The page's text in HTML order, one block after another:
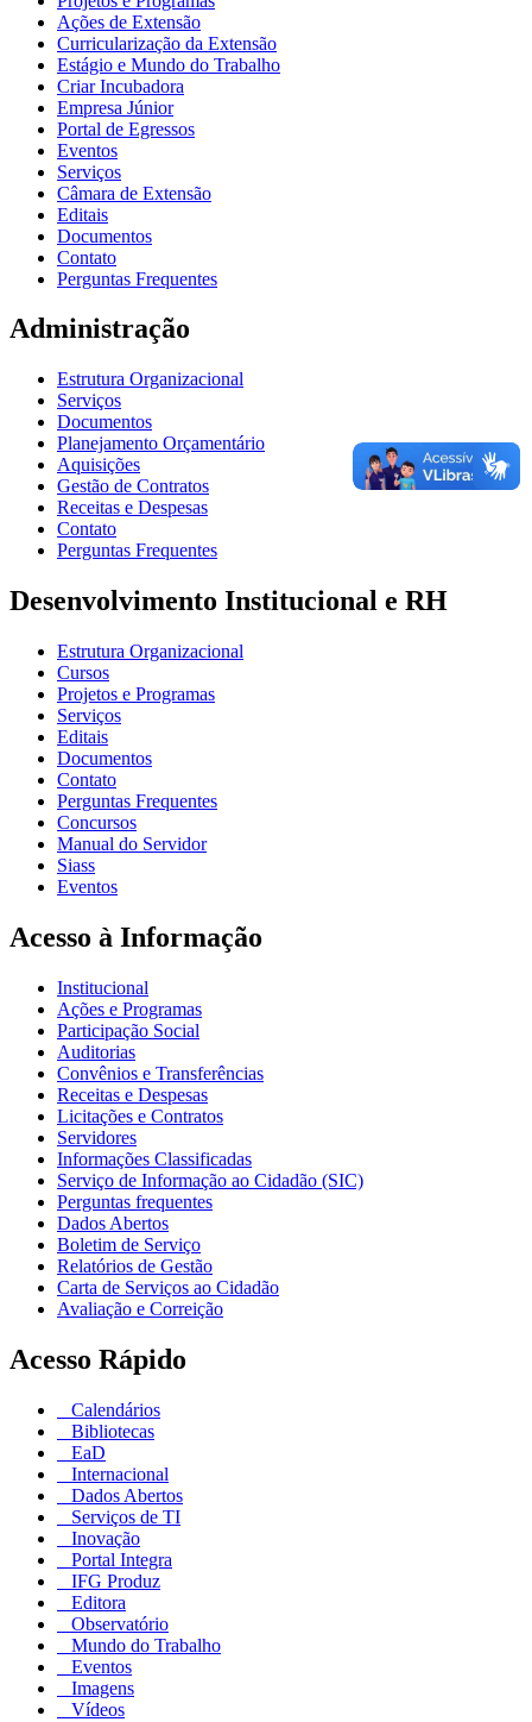
Ações de Extensão
Curricularização da Extensão
Estágio e Mundo do Trabalho
Criar Incubadora
Empresa Júnior
Portal de Egressos
Eventos
Serviços
Câmara de Extensão
Editais
Documentos
Contato
Perguntas Frequentes
Administração
Estrutura Organizacional
Serviços
Documentos
Planejamento Orçamentário
Aquisições
Gestão de Contratos
Receitas e Despesas
Contato
Perguntas Frequentes
Desenvolvimento Institucional e RH
Estrutura Organizacional
Cursos
Projetos e Programas
Serviços
Editais
Documentos
Contato
Perguntas Frequentes
Concursos
Manual do Servidor
Siass
Eventos
Acesso à Informação
Institucional
Ações e Programas
Participação Social
Auditorias
Convênios e Transferências
Receitas e Despesas
Licitações e Contratos
Servidores
Informações Classificadas
Serviço de Informação ao Cidadão (SIC)
Perguntas frequentes
Dados Abertos
Boletim de Serviço
Relatórios de Gestão
Carta de Serviços ao Cidadão
Avaliação e Correição
Acesso Rápido
Calendários
Bibliotecas
EaD
Internacional
Dados Abertos
Serviços de TI
Inovação
Portal Integra
IFG Produz
Editora
Observatório
Mundo do Trabalho
Eventos
Imagens
Vídeos